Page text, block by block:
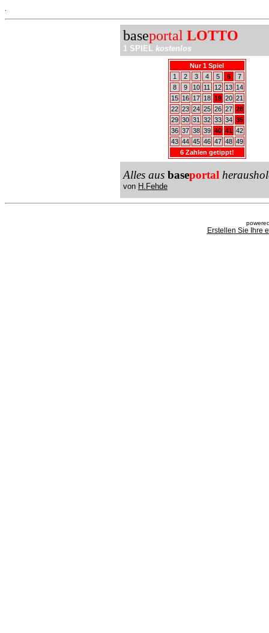
baseportal LOTTO
1 SPIEL kostenlos
Nur 1 Spiel
1
2 3 4 5 6
7
8
9 10 11 12 13
14
15
16 17 18 19 20 21
22 23 24 25 26 27 28
29 30 31 32 33 34 35
36 37 38 39 40 41 42
43 44 45 46 47 48 49
6 Zahlen getippt!
Alles aus baseportal
von H.Fehde
Erstellen Sie Ihre